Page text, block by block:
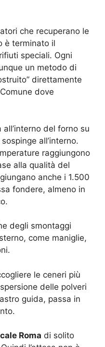
che recuperano le
è terminato il
speciali. Ogni
un metodo di
direttamente
dove
del forno su
all’interno.
raggiungono
alla qualità del
anche i 1.500
fondere, almeno in
degli smontaggi
come maniglie,
le ceneri più
delle polveri
guida, passa in
Roma di solito